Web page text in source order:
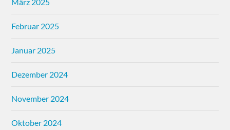
Februar 2025
Januar 2025
Dezember 2024
November 2024
Oktober 2024